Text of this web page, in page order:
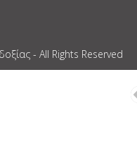
- All Rights Reserved